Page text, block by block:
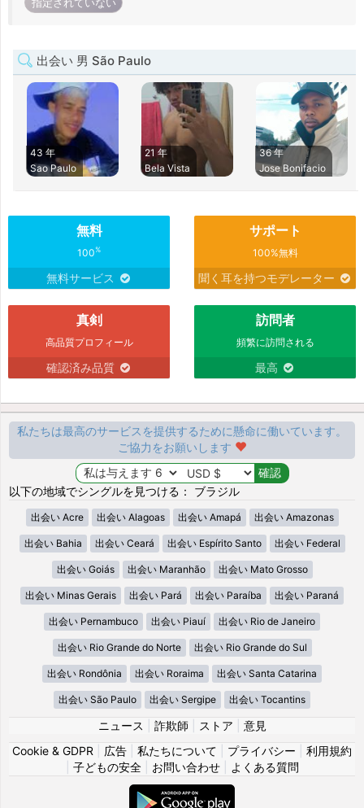
指定されていない
出会い 男 São Paulo
43 年
Sao Paulo
21 年
Bela Vista
36 年
Jose Bonifacio
無料
100%
無料サービス
サポート
100%無料
聞く耳を持つモデレーター
真剣
高品質プロフィール
確認済み品質
訪問者
頻繁に訪問される
最高
私たちは最高のサービスを提供するために懸命に働いています。
ご協力をお願いします
以下の地域でシングルを見つける： ブラジル
出会い Acre 出会い Alagoas 出会い Amapá 出会い Amazonas
出会い Bahia 出会い Ceará 出会い Espírito Santo 出会い Federal
出会い Goiás 出会い Maranhão 出会い Mato Grosso
出会い Minas Gerais 出会い Pará 出会い Paraíba 出会い Paraná
出会い Pernambuco 出会い Piauí 出会い Rio de Janeiro
出会い Rio Grande do Norte 出会い Rio Grande do Sul
出会い Rondônia 出会い Roraima 出会い Santa Catarina
出会い São Paulo 出会い Sergipe 出会い Tocantins
ニュース 詐欺師 ストア
意見
Cookie & GDPR
広告 私たちについて プライバシー
利用規約
子どもの安全| お問い合わせ| よくある質問